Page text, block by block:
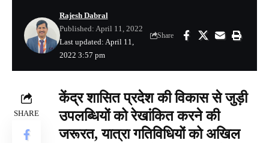
Last updated: April 11,
2022 3:57 pm
Rajesh Dabral
Published: April 11, 2022
Share
SHARE
केंद्र शासित प्रदेश की विकास से जुड़ी
उपलब्धियों को रेखांकित करने की
जरूरत, यात्रा गतिविधियों को अखिल